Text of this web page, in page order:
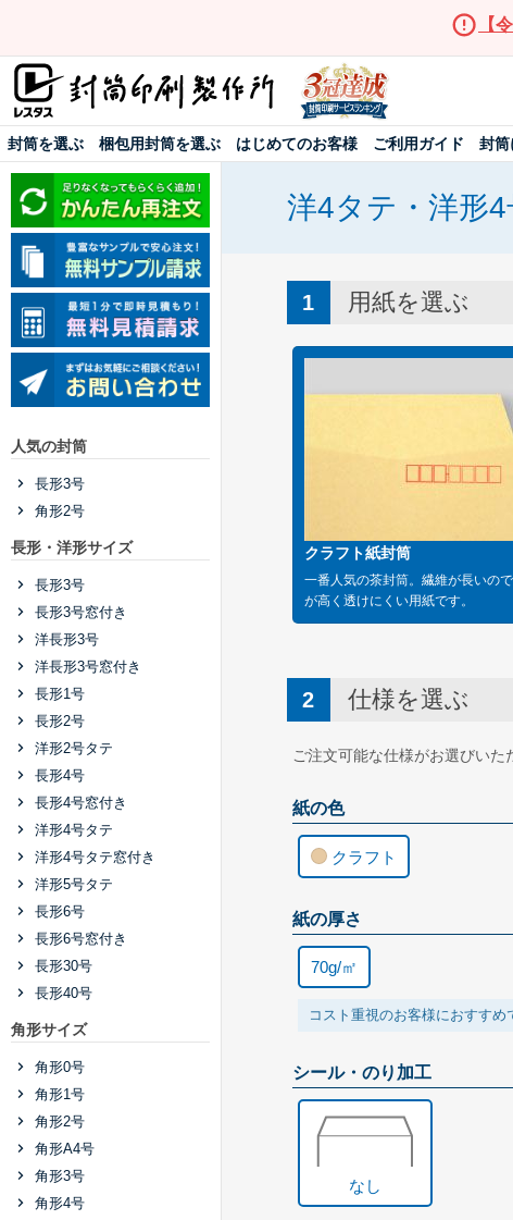
【
封筒を選ぶ 梱包用封筒を選ぶ はじめてのお客様 ご利用ガイド 封筒
洋4タテ・洋形
用紙を選ぶ
クラフト紙封筒
一番人気の茶封筒。繊維が長いの
が高く透けにくい用紙です。
仕様を選ぶ
ご注文可能な仕様がお選びいた
紙の色
クラフト
紙の厚さ
70g/㎡
コスト重視のお客様におすすめ
シール・のり加工
なし
人気の封筒
長形3号
角形2号
長形・洋形サイズ
長形3号
長形3号窓付き
洋長形3号
洋長形3号窓付き
長形1号
長形2号
洋形2号タテ
長形4号
長形4号窓付き
洋形4号タテ
洋形4号タテ窓付き
洋形5号タテ
長形6号
長形6号窓付き
長形30号
長形40号
角形サイズ
角形0号
角形1号
角形2号
角形A4号
角形3号
角形4号